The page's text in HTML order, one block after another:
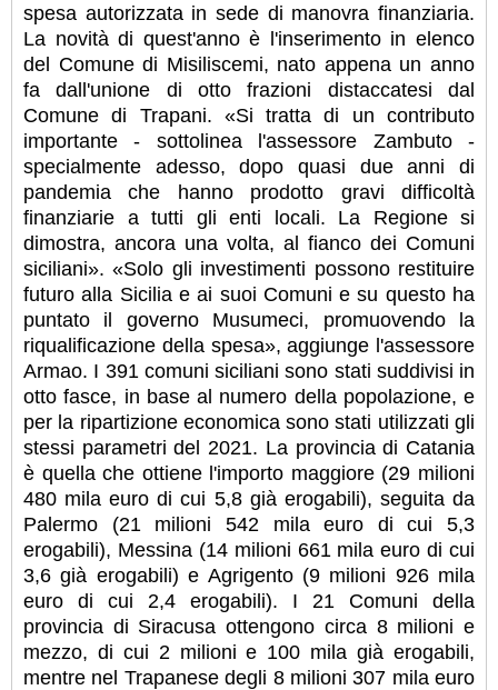
spesa autorizzata in sede di manovra finanziaria.
La novità di quest'anno è l'inserimento in elenco
del Comune di Misiliscemi, nato appena un anno
fa dall'unione di otto frazioni distaccatesi dal
Comune di Trapani. «Si tratta di un contributo
importante - sottolinea l'assessore Zambuto -
specialmente adesso, dopo quasi due anni di
pandemia che hanno prodotto gravi difficoltà
finanziarie a tutti gli enti locali. La Regione si
dimostra, ancora una volta, al fianco dei Comuni
siciliani». «Solo gli investimenti possono restituire
futuro alla Sicilia e ai suoi Comuni e su questo ha
puntato il governo Musumeci, promuovendo la
riqualificazione della spesa», aggiunge l'assessore
Armao. I 391 comuni siciliani sono stati suddivisi in
otto fasce, in base al numero della popolazione, e
per la ripartizione economica sono stati utilizzati gli
stessi parametri del 2021. La provincia di Catania
è quella che ottiene l'importo maggiore (29 milioni
480 mila euro di cui 5,8 già erogabili), seguita da
Palermo (21 milioni 542 mila euro di cui 5,3
erogabili), Messina (14 milioni 661 mila euro di cui
3,6 già erogabili) e Agrigento (9 milioni 926 mila
euro di cui 2,4 erogabili). I 21 Comuni della
provincia di Siracusa ottengono circa 8 milioni e
mezzo, di cui 2 milioni e 100 mila già erogabili,
mentre nel Trapanese degli 8 milioni 307 mila euro